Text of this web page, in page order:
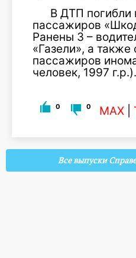
В ДТП погибли
пассажиров
Ранены 3 –
«Газели», а также
пассажиров
человек, 1997 г.р.).
0 0 MAX
Все выпуски